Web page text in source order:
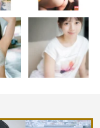
かけたら「学科違います
。前の年の「傾向と対
ね。
にちは。
出たことないですよ。